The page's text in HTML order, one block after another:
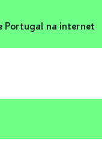
Portugal na internet